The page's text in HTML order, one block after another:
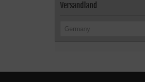
Versandland
Germany